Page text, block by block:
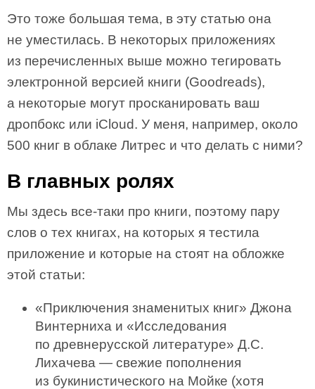
Это тоже большая тема, в эту статью она
не уместилась. В некоторых приложениях
из перечисленных выше можно тегировать
электронной версией книги (Goodreads),
а некоторые могут просканировать ваш
дропбокс или iCloud. У меня, например, около
500 книг в облаке Литрес и что делать с ними?
В главных ролях
Мы здесь все-таки про книги, поэтому пару
слов о тех книгах, на которых я тестила
приложение и которые на стоят на обложке
этой статьи:
«Приключения знаменитых книг» Джона
Винтерниха и «Исследования
по древнерусской литературе» Д.С.
Лихачева — свежие пополнения
из букинистического на Мойке (хотя